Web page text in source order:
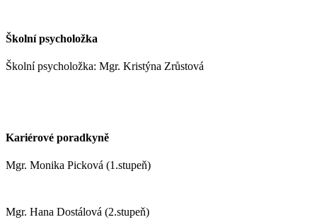
Školní psycholožka
Školní psycholožka: Mgr. Kristýna Zrůstová
Kariérové poradkyně
Mgr. Monika Picková (1.stupeň)
Mgr. Hana Dostálová (2.stupeň)